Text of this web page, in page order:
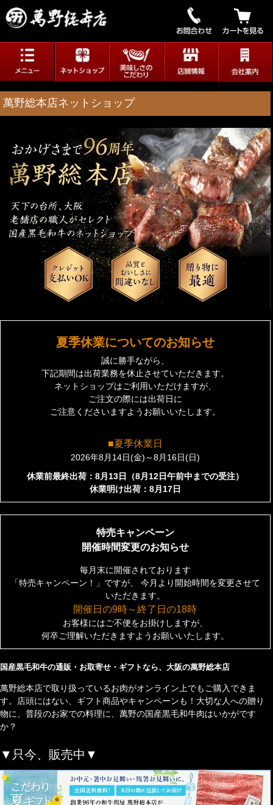
萬野総本店ネットショップ
夏季休業についてのお知らせ
誠に勝手ながら、
下記期間は出荷業務を休止させていただきます。
ネットショップはご利用いただけますが、
ご注文の際には出荷日に
ご注意くださいますようお願いいたします。
■夏季休業日
2026年8月14日(金)～8月16日(日)
休業前最終出荷：8月13日（8月12日午前中までの受注）
休業明け出荷：8月17日
特売キャンペーン
開催時間変更のお知らせ
毎月末に開催されております
「特売キャンペーン！」ですが、
今月より開始時間を変更させて
いただきます。
開催日の9時～終了日の18時
お客様にはご不便をお掛けしますが、
何卒ご理解いただきますようお願いいたします。
国産黒毛和牛の通販・お取寄せ・ギフトなら、大阪の萬野総本店
萬野総本店で取り扱っているお肉がオンライン上でもご購入できま
す。店頭にはない、ギフト商品やキャンペーンも！大切な人への贈り
物に、普段のお家での料理に、萬野の国産黒毛和牛肉はいかがです
か？
▼只今、販売中▼